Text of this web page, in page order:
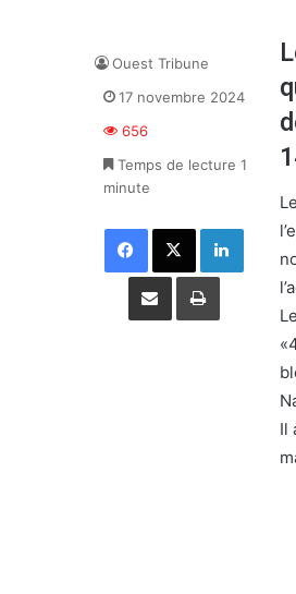
Il
Ouest Tribune
17 novembre 2024
656
Temps de lecture 1
minute
Facebook X Linkedin
Partager par email Imprimer